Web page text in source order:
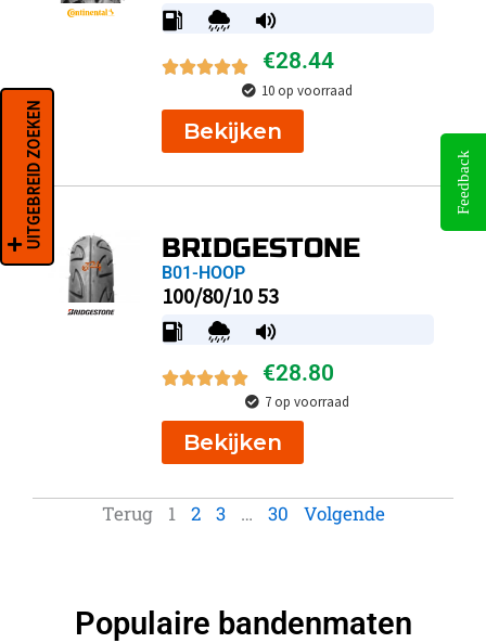
€28.44
10 op voorraad
Bekijken
BRIDGESTONE
B01-HOOP
100/80/10 53
€28.80
7 op voorraad
Bekijken
Terug 1 2 3 … 30 Volgende
Populaire bandenmaten
UITGEBREID ZOEKEN Feedback